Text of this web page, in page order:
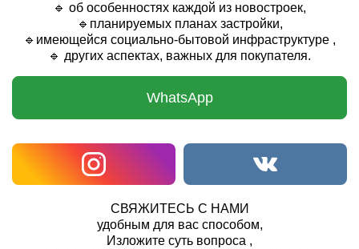
🔹 об особенностях каждой из новостроек,
🔹планируемых планах застройки,
🔹имеющейся социально-бытовой инфраструктуре ,
🔹 других аспектах, важных для покупателя.
WhatsApp
СВЯЖИТЕСЬ С НАМИ
удобным для вас способом,
Изложите суть вопроса ,